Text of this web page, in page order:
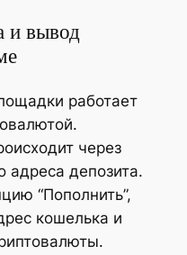
и вывод
работает
через
адреса депозита.
“Пополнить”,
кошелька и